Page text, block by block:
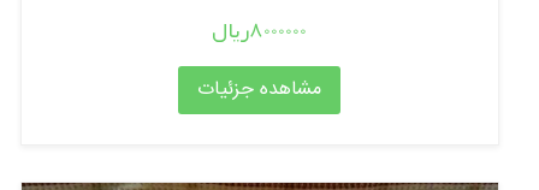
8000000ریال
مشاهده جزئیات